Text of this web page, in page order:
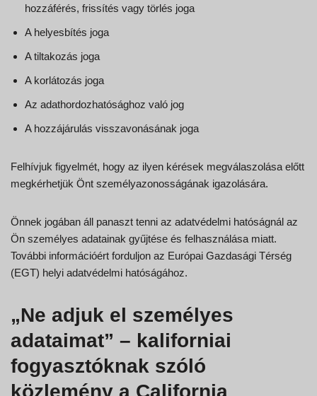
hozzáférés, frissítés vagy törlés joga
A helyesbítés joga
A tiltakozás joga
A korlátozás joga
Az adathordozhatósághoz való jog
A hozzájárulás visszavonásának joga
Felhívjuk figyelmét, hogy az ilyen kérések megválaszolása előtt
megkérhetjük Önt személyazonosságának igazolására.
Önnek jogában áll panaszt tenni az adatvédelmi hatóságnál az
Ön személyes adatainak gyűjtése és felhasználása miatt.
További információért forduljon az Európai Gazdasági Térség
(EGT) helyi adatvédelmi hatóságához.
„Ne adjuk el személyes
adataimat” – kaliforniai
fogyasztóknak szóló
közlemény a California